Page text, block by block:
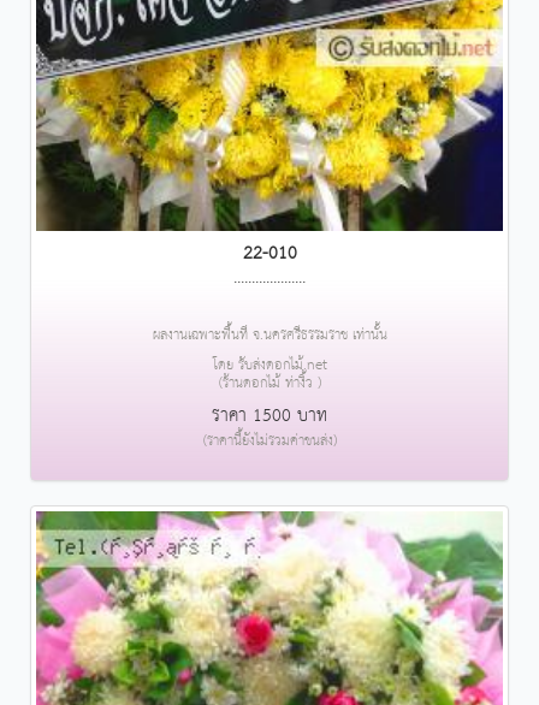
22-010
....................
ผลงานเฉพาะพื้นที่ จ.นครศรีธรรมราช เท่านั้น
โดย รับส่งดอกไม้.net
(ร้านดอกไม้ ท่างิ้ว )
ราคา 1500 บาท
(ราคานี้ยังไม่รวมค่าขนส่ง)